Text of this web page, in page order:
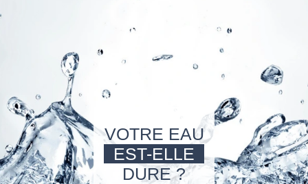
VOTRE EAU
EST-ELLE
DURE ?